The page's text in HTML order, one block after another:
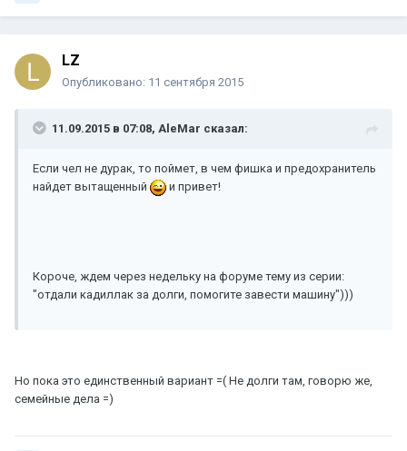
LZ
Опубликовано: 11 сентября 2015
11.09.2015 в 07:08, AleMar сказал:
Если чел не дурак, то поймет, в чем фишка и предохранитель
найдет вытащенный
и привет!
Короче, ждем через недельку на форуме тему из серии:
"отдали кадиллак за долги, помогите завести машину")))
Но пока это единственный вариант =( Не долги там, говорю же,
семейные дела =)